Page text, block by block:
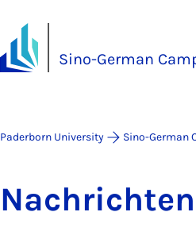
Sino-German
Paderborn University Sino-German
Na­chricht­en